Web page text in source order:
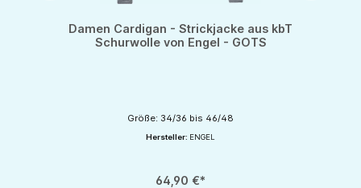
Damen Cardigan - Strickjacke aus kbT
Schurwolle von Engel - GOTS
Größe: 34/36 bis 46/48
Hersteller: ENGEL
64,90 €*